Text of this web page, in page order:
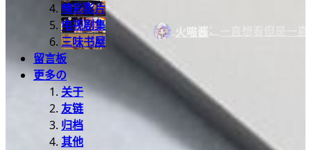
精彩影片
电视剧集
三味书屋
留言板
更多の
关于
友链
归档
其他
火喵酱：一直想看但是一直没